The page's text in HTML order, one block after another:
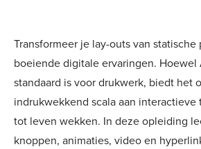
Transformeer je lay-outs van statische
boeiende digitale ervaringen.
standaard is voor drukwerk, biedt het
indrukwekkend scala aan
tot leven wekken. In deze opleiding
knoppen, animaties, video en